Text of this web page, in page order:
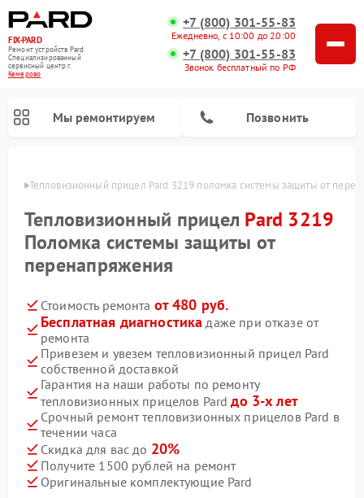
FIX-PARD
Ремонт устройств Pard
Специализированный
cервисный центр г.
Кемерово
+7 (800) 301-55-83
Ежедневно, с 10:00 до 20:00
+7 (800) 301-55-83
Звонок бесплатный по РФ
Мы ремонтируем Позвонить
Тепловизионный прицел Pard 3219 поломка системы защиты от
Тепловизионный прицел Pard 3219
Поломка системы защиты от
перенапряжения
Стоимость ремонта от 480 руб.
Бесплатная диагностика даже при отказе от
ремонта
Привезем и увезем тепловизионный прицел Pard
собственной доставкой
Гарантия на наши работы по ремонту
тепловизионных прицелов Pardдо 3-х лет
Срочный ремонт тепловизионных прицелов Pard в
течении часа
Скидка для вас до 20%
Получите 1500 рублей на ремонт
Оригинальные комплектующие Pard